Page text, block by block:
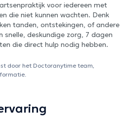
voor iedereen met
die niet kunnen wachten. Denk
tanden, ontstekingen, of andere
snelle, deskundige zorg, 7 dagen
die direct hulp nodig hebben.
door het Doctoranytime team,